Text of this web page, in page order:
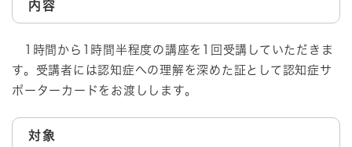
内容
1時間から1時間半程度の講座を1回受講していただきま
す。受講者には認知症への理解を深めた証として認知症サ
ポーターカードをお渡しします。
対象